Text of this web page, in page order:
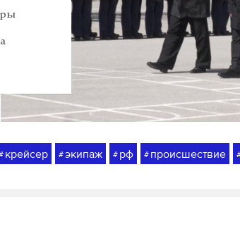
крейсер #экипаж # рф # происшествие